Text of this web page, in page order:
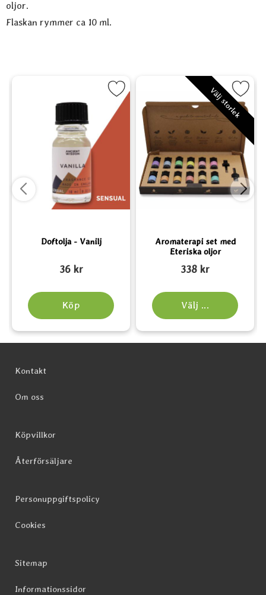
oljor.
Flaskan rymmer ca 10 ml.
Doftolja - Vanilj
Art. nr 533036 kr
Köp
Markera Doftolja - Vanilj som favorit Välj storlek
Aromaterapi set med
Eteriska oljor
Art. nr 6168338 kr
Välj ...
Markera Aromaterapi set med
Kontakt
Om oss
Köpvillkor
Återförsäljare
Personuppgiftspolicy
Cookies
Sitemap
Informationssidor